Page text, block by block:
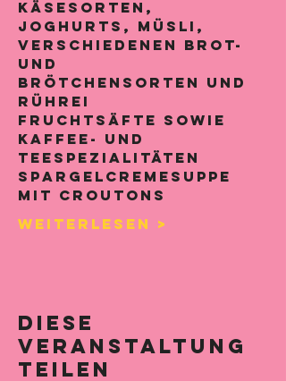
Käsesorten,
Joghurts, Müsli,
verschiedenen Brot-
und
Brötchensorten und
Rührei
Fruchtsäfte sowie
Kaffee- und
Teespezialitäten
Spargelcremesuppe
mit Croutons
Weiterlesen >
Diese
Veranstaltung
teilen